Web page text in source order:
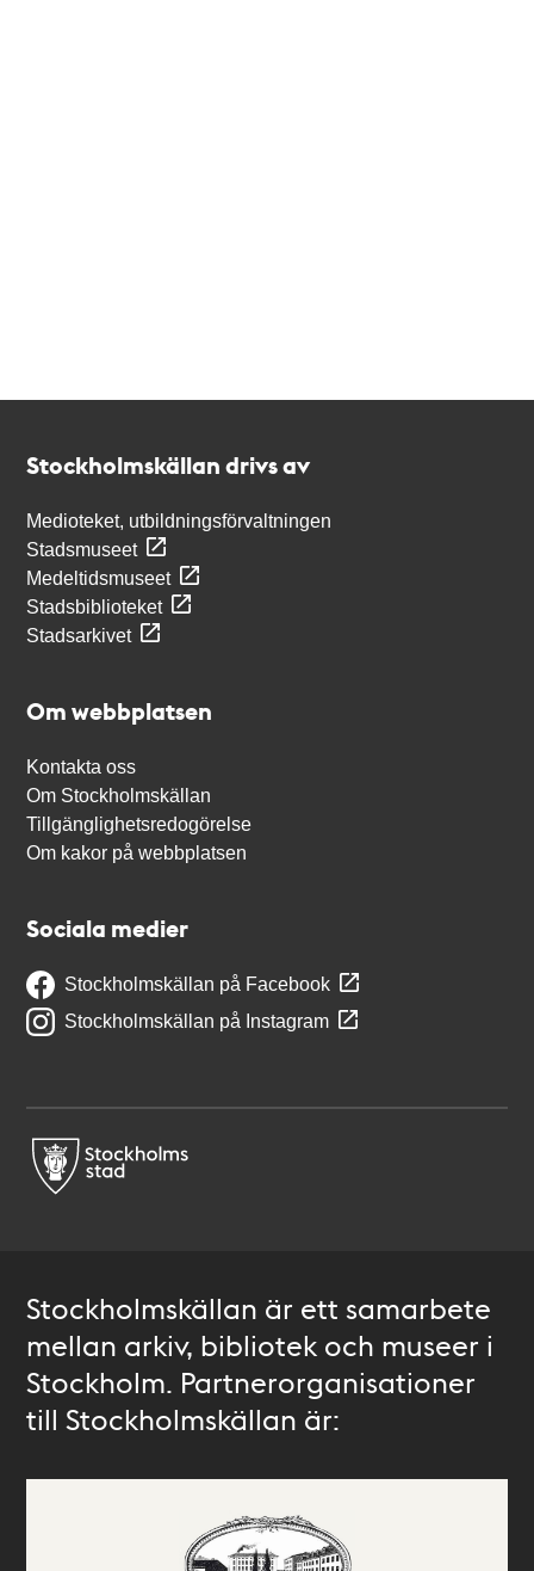
Stockholmskällan drivs av
Medioteket, utbildningsförvaltningen
Stadsmuseet
Medeltidsmuseet
Stadsbiblioteket
Stadsarkivet
Om webbplatsen
Kontakta oss
Om Stockholmskällan
Tillgänglighetsredogörelse
Om kakor på webbplatsen
Sociala medier
Stockholmskällan på Facebook
Stockholmskällan på Instagram
Stockholmskällan är ett samarbete
mellan arkiv, bibliotek och museer i
Stockholm. Partnerorganisationer
till Stockholmskällan är: